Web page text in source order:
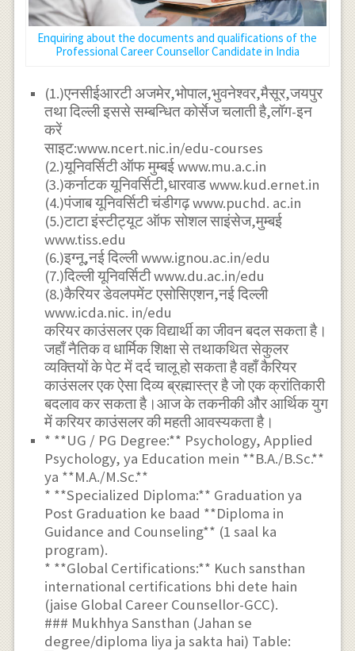
Enquiring about the documents and qualifications of the
Professional Career Counsellor Candidate in India
(1.)एनसीईआरटी अजमेर,भोपाल,भुवनेश्वर,मैसूर,जयपुर
तथा दिल्ली इससे सम्बन्धित कोर्सेज चलाती है,लॉग-इन
करें
साइट:www.ncert.nic.in/edu-courses
(2.)यूनिवर्सिटी ऑफ मुम्बई www.mu.a.c.in
(3.)कर्नाटक यूनिवर्सिटी,धारवाड www.kud.ernet.in
(4.)पंजाब यूनिवर्सिटी चंडीगढ़ www.puchd. ac.in
(5.)टाटा इंस्टीट्यूट ऑफ सोशल साइंसेज,मुम्बई
www.tiss.edu
(6.)इग्नू,नई दिल्ली www.ignou.ac.in/edu
(7.)दिल्ली यूनिवर्सिटी www.du.ac.in/edu
(8.)कैरियर डेवलपमेंट एसोसिएशन,नई दिल्ली
www.icda.nic. in/edu
करियर काउंसलर एक विद्यार्थी का जीवन बदल सकता है।
जहाँ नैतिक व धार्मिक शिक्षा से तथाकथित सेकुलर
व्यक्तियों के पेट में दर्द चालू हो सकता है वहाँ कैरियर
काउंसलर एक ऐसा दिव्य ब्रह्मास्त्र है जो एक क्रांतिकारी
बदलाव कर सकता है।आज के तकनीकी और आर्थिक युग
में करियर काउंसलर की महती आवस्यकता है।
* **UG / PG Degree:** Psychology, Applied
Psychology, ya Education mein **B.A./B.Sc.**
ya **M.A./M.Sc.**
* **Specialized Diploma:** Graduation ya
Post Graduation ke baad **Diploma in
Guidance and Counseling** (1 saal ka
program).
* **Global Certifications:** Kuch sansthan
international certifications bhi dete hain
(jaise Global Career Counsellor-GCC).
### Mukhhya Sansthan (Jahan se
degree/diploma liya ja sakta hai) Table: